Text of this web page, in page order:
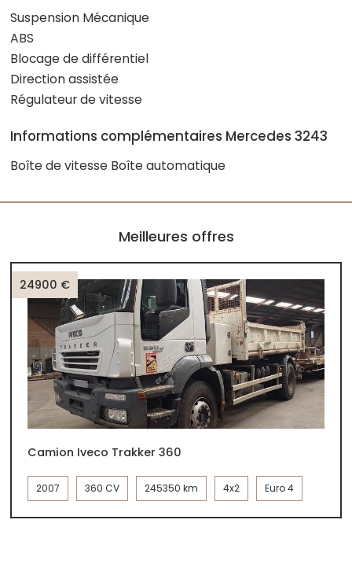
Suspension Mécanique
ABS
Blocage de différentiel
Direction assistée
Régulateur de vitesse
Informations complémentaires Mercedes 3243
Boîte de vitesse Boîte automatique
Meilleures offres
Camion Iveco Trakker 360
24900 €
2007 360 CV 245350 km 4x2 Euro 4